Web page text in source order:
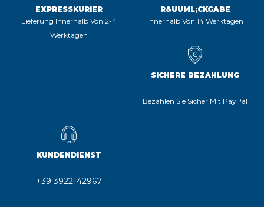
EXPRESSKURIER
Lieferung Innerhalb Von 2-4
Werktagen
R&UUML;CKGABE
Innerhalb Von 14 Werktagen
SICHERE BEZAHLUNG
Bezahlen Sie Sicher Mit PayPal
KUNDENDIENST
+39 3922142967